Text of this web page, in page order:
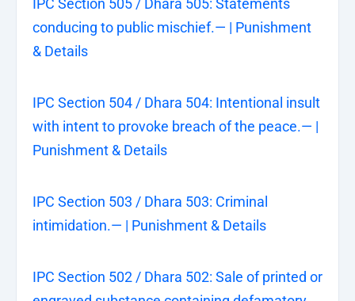
IPC Section 505 / Dhara 505: Statements
conducing to public mischief.— | Punishment
& Details
IPC Section 504 / Dhara 504: Intentional insult
with intent to provoke breach of the peace.— |
Punishment & Details
IPC Section 503 / Dhara 503: Criminal
intimidation.— | Punishment & Details
IPC Section 502 / Dhara 502: Sale of printed or